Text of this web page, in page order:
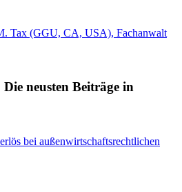
Tax (GGU, CA, USA), Fachanwalt
neusten Beiträge in